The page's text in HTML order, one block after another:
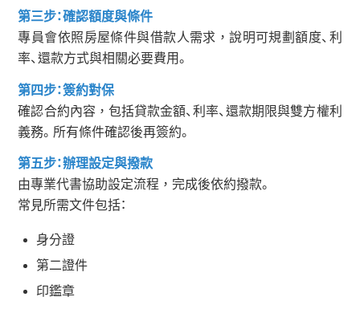
第三步：確認額度與條件
專員會依照房屋條件與借款人需求，說明可規劃額度、利
率、還款方式與相關必要費用。
第四步：簽約對保
確認合約內容，包括貸款金額、利率、還款期限與雙方權利
義務。所有條件確認後再簽約。
第五步：辦理設定與撥款
由專業代書協助設定流程，完成後依約撥款。
常見所需文件包括：
身分證
第二證件
印鑑章